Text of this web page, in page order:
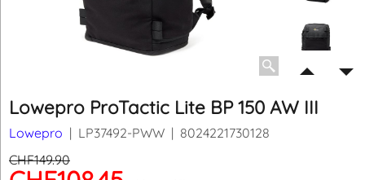
Lowepro ProTactic Lite BP 150 AW III
Lowepro LP37492-PWW
8024221730128
CHF149.90